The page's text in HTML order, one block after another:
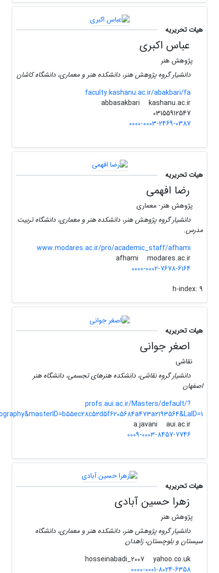
هیات تحریریه
عباس اکبری
پژوهش هنر
دانشیار گروه پژوهش هنر، دانشکده هنر و معماری، دانشگاه کاشان
faculty.kashanu.ac.ir/abakbari/fa
abbasakbari
kashanu.ac.ir
03155912547
0000-0003-2469-0387
هیات تحریریه
رضا افهمی
پژوهش هنر- معماری
دانشیار گروه پژوهش هنر، دانشکده هنر و معماری، دانشگاه تربیت
مدرس.
www.modares.ac.ir/pro/academic_staff/afhami
afhami
modares.ac.ir
0000-0002-7678-6164
h-index: 9
هیات تحریریه
اصغر جوانی
نقاشی
دانشیار گروه نقاشی، دانشکده هنرهای تجسمی، دانشگاه هنر
اصفهان
profs.aui.ac.ir/Masters/default/?
a.javani
aui.ac.ir
0009-0003-8457-7746
هیات تحریریه
زهرا حسین آبادی
پژوهش هنر
دانشیار گروه پژوهش هنر، دانشکده هنر و معماری، دانشگاه
سیستان و بلوچستان، زاهدان
hosseinabadi_2007
yahoo.co.uk
0000-0001-8024-6358